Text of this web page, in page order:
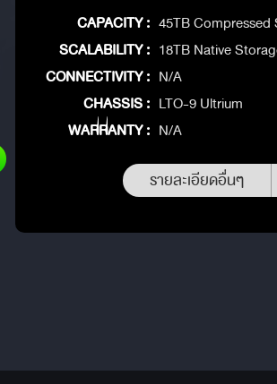
CAPACITY : 45TB
SCALABILITY : 18TB Native
CONNECTIVITY : N/A
CHASSIS : LTO-9 Ultrium
WARRANTY : N/A
รายละเอียดอื่นๆ